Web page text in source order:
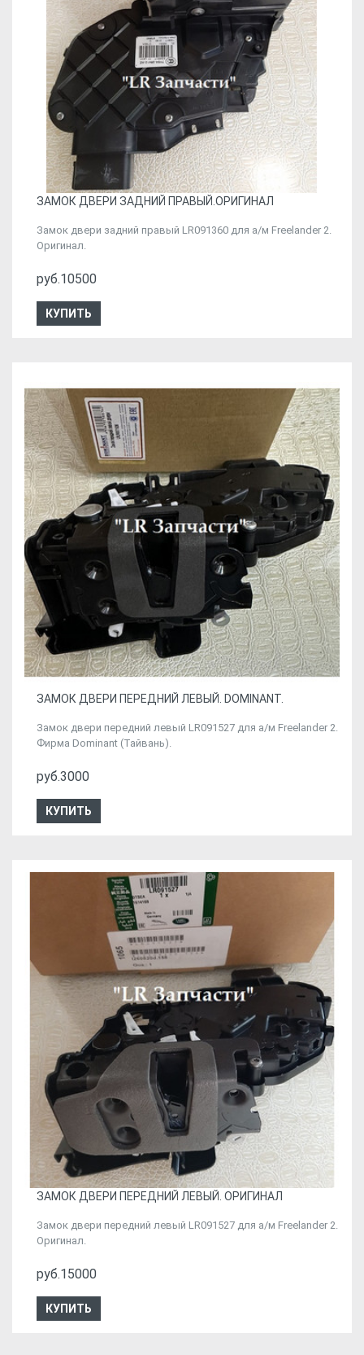
ЗАМОК ДВЕРИ ЗАДНИЙ ПРАВЫЙ.ОРИГИНАЛ
Замок двери задний правый LR091360 для а/м Freelander 2.
Оригинал.
руб.10500
КУПИТЬ
ЗАМОК ДВЕРИ ПЕРЕДНИЙ ЛЕВЫЙ. DOMINANT.
Замок двери передний левый LR091527 для а/м Freelander 2.
Фирма Dominant (Тайвань).
руб.3000
КУПИТЬ
ЗАМОК ДВЕРИ ПЕРЕДНИЙ ЛЕВЫЙ. ОРИГИНАЛ
Замок двери передний левый LR091527 для а/м Freelander 2.
Оригинал.
руб.15000
КУПИТЬ